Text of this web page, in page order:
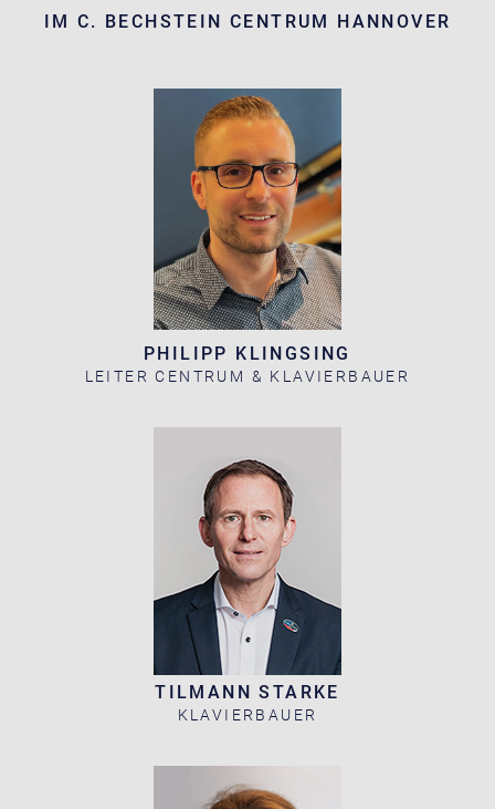
IM C. BECHSTEIN CENTRUM HANNOVER
PHILIPP KLINGSING
LEITER CENTRUM & KLAVIERBAUER
TILMANN STARKE
KLAVIERBAUER